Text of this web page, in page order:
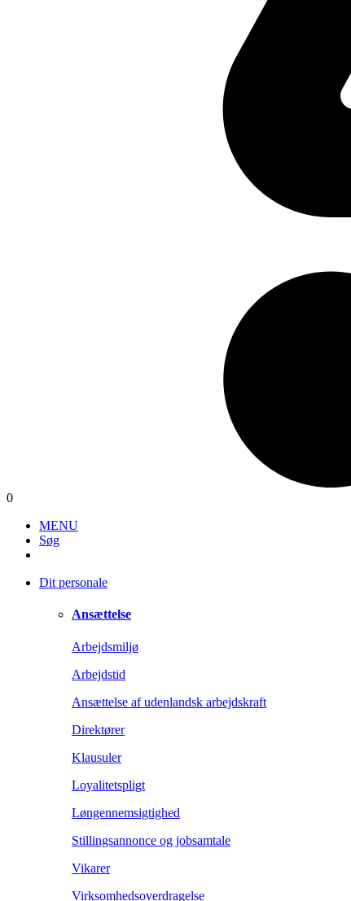
0
MENU
Søg
Dit personale
Ansættelse
Arbejdsmiljø
Arbejdstid
Ansættelse af udenlandsk arbejdskraft
Direktører
Klausuler
Loyalitetspligt
Løngennemsigtighed
Stillingsannonce og jobsamtale
Vikarer
Virksomhedsoverdragelse